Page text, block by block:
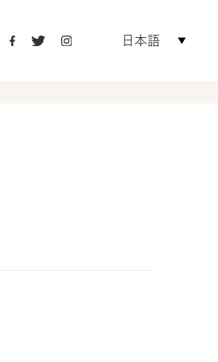
日本語